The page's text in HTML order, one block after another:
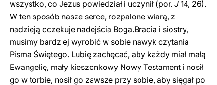
wszystko, co Jezus powiedział i uczynił (por. J 14, 26).
W ten sposób nasze serce, rozpalone wiarą, z
nadzieją oczekuje nadejścia Boga.Bracia i siostry,
musimy bardziej wyrobić w sobie nawyk czytania
Pisma Świętego. Lubię zachęcać, aby każdy miał małą
Ewangelię, mały kieszonkowy Nowy Testament i nosił
go w torbie, nosił go zawsze przy sobie, aby sięgał po